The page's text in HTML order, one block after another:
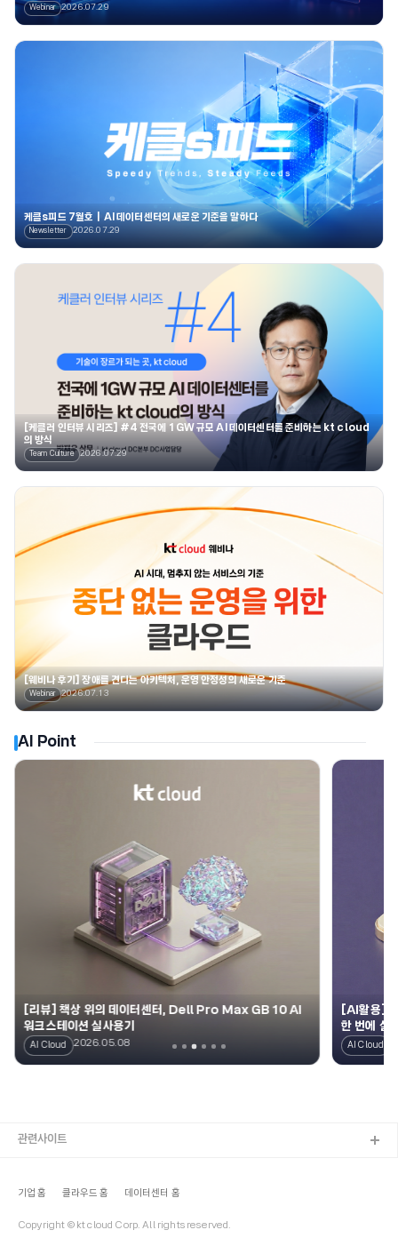
Webinar 2026.07.29
케클s피드 7월호｜AI 데이터센터의 새로운 기준을 말하다
Newsletter 2026.07.29
[케클러 인터뷰 시리즈] #4 전국에 1GW 규모 AI 데이터센터를 준비하는 kt cloud
의 방식
Team Culture 2026.07.29
[웨비나 후기] 장애를 견디는 아키텍처, 운영 안정성의 새로운 기준
Webinar 2026.07.13
AI Point
[리뷰] 책상 위의 데이터센터, Dell Pro Max GB10 AI
워크스테이션 실사용기
AI Cloud 2026.05.08
[AI활용]
한 번에 살
AI Cloud
기업 홈 클라우드 홈 데이터센터 홈
Copyright © kt cloud Corp. All rights reserved.
관련사이트